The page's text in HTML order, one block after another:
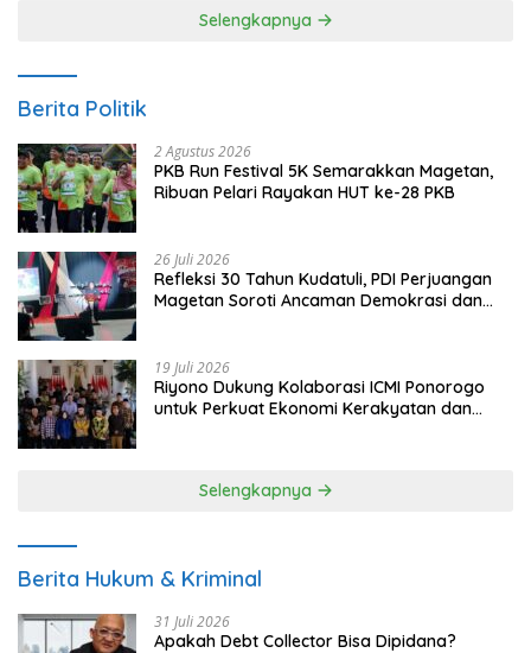
Selengkapnya
Berita Politik
2 Agustus 2026
PKB Run Festival 5K Semarakkan Magetan,
Ribuan Pelari Rayakan HUT ke-28 PKB
26 Juli 2026
Refleksi 30 Tahun Kudatuli, PDI Perjuangan
Magetan Soroti Ancaman Demokrasi dan
19 Juli 2026
Riyono Dukung Kolaborasi ICMI Ponorogo
untuk Perkuat Ekonomi Kerakyatan dan
Selengkapnya
Berita Hukum & Kriminal
31 Juli 2026
Apakah Debt Collector Bisa Dipidana?